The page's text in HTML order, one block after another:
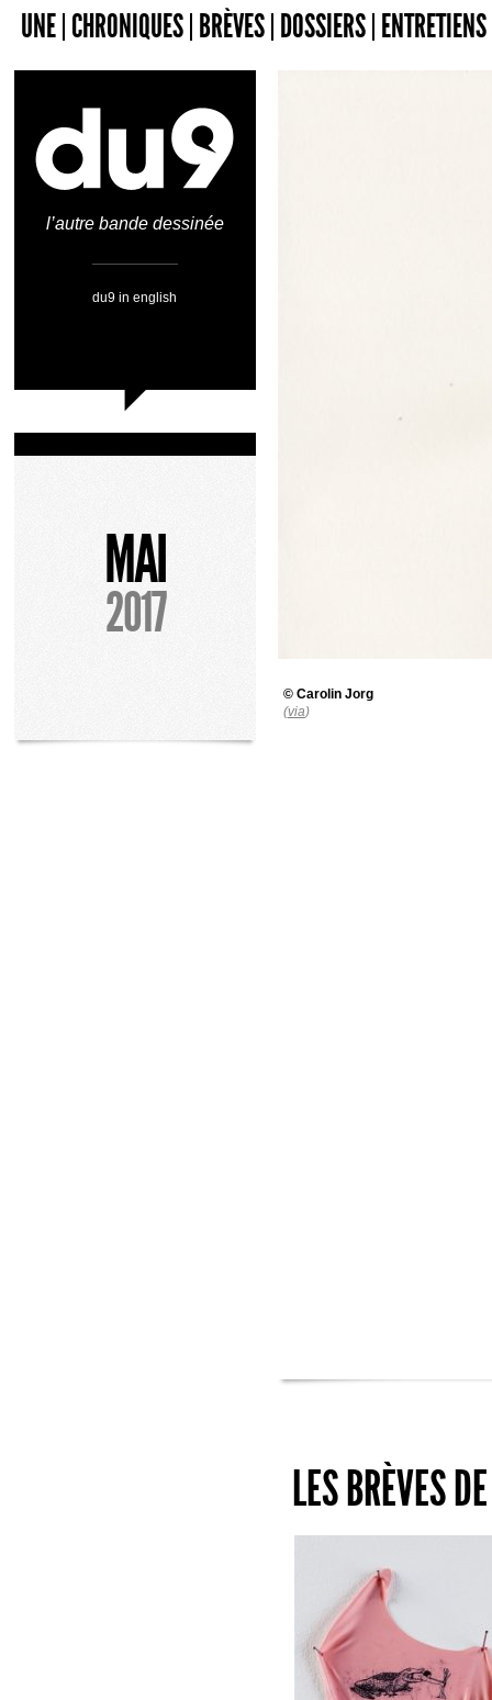
UNE CHRONIQUES BRÈVES DOSSIERS ENTRETIENS
l’autre bande dessinée
du9 in english
MAI
2017
© Carolin Jorg
(via)
LES BRÈVES